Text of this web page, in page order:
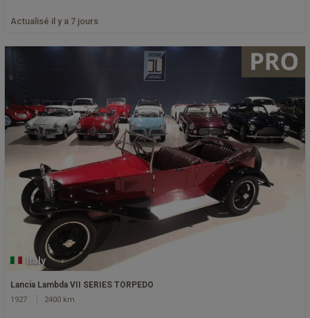
Actualisé il y a 7 jours
Italy
Lancia Lambda VII SERIES TORPEDO
1927 2400 km